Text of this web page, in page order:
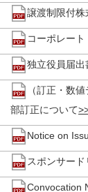
譲渡制限付
コーポレー
独立役員届出
（訂正・数
部訂正について
Notice on
スポンサー
Convocation